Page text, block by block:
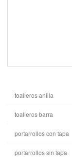
toalleros anilla
toalleros barra
portarrollos con tapa
portarrollos sin tapa